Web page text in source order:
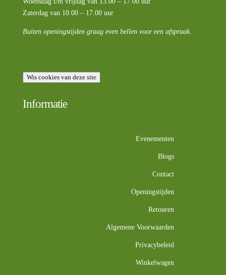
Zaterdag van 10.00 – 17.00 uur
Buiten openingstijden graag even bellen voor een afspraak.
Wis cookies van deze site
Informatie
Evenementen
Blogs
Contact
Openingstijden
Retouren
Algemene Voorwaarden
Privacybeleid
Winkelwagen